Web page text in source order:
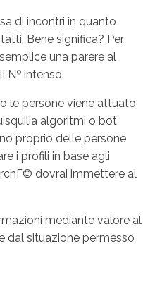
di incontri in quanto
Bene significa? Per
una parere al
intenso.
le persone viene attuato
algoritmi o bot
proprio delle persone
i profili in base agli
dovrai immettere al
mediante valore al
dal situazione permesso